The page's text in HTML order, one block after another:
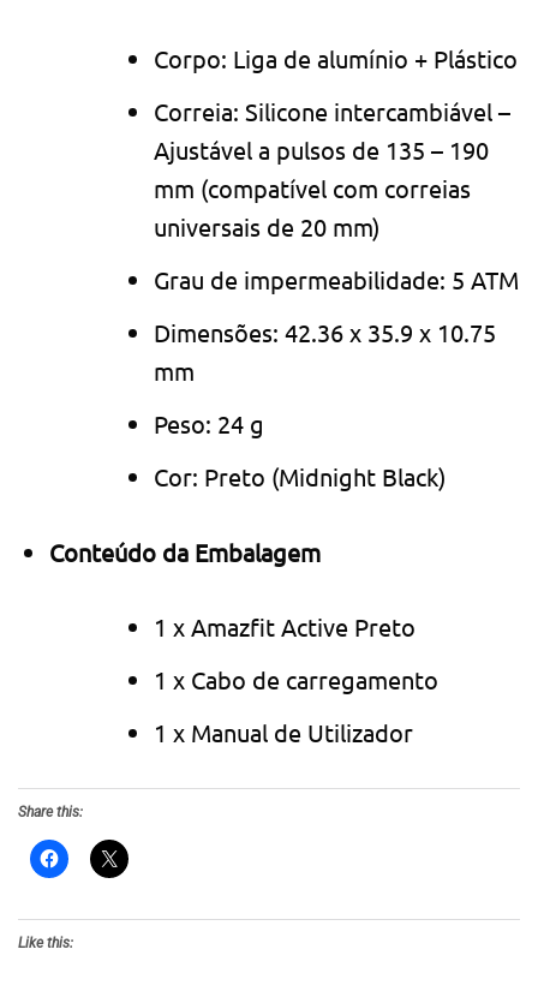
Corpo: Liga de alumínio + Plástico
Correia: Silicone intercambiável –
Ajustável a pulsos de 135 – 190
mm (compatível com correias
universais de 20 mm)
Grau de impermeabilidade: 5 ATM
Dimensões: 42.36 x 35.9 x 10.75
mm
Peso: 24 g
Cor: Preto (Midnight Black)
Conteúdo da Embalagem
1 x Amazfit Active Preto
1 x Cabo de carregamento
1 x Manual de Utilizador
Share this:
Like this: